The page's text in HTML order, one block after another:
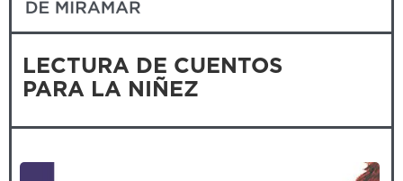
LECTURA DE CUENTOS
PARA LA NIÑEZ